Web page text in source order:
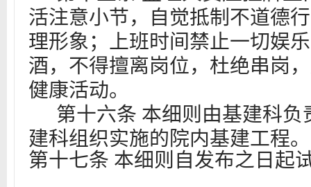
活注意小节，自觉抵制不道德
理形象；上班时间禁止一切娱
酒，不得擅离岗位，杜绝串岗
健康活动。
第十六条 本细则由基建科负
建科组织实施的院内基建工程。
第十七条 本细则自发布之日起